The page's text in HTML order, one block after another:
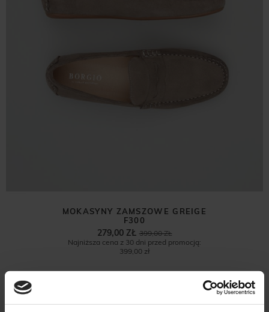
MOKASYNY ZAMSZOWE GREIGE
F300
399,00 ZŁ
279,00 ZŁ
Najniższa cena z 30 dni przed promocją:
399,00 zł
%